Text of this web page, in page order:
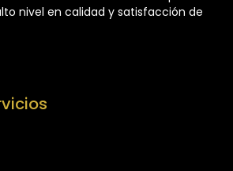
nivel en calidad y satisfacción de